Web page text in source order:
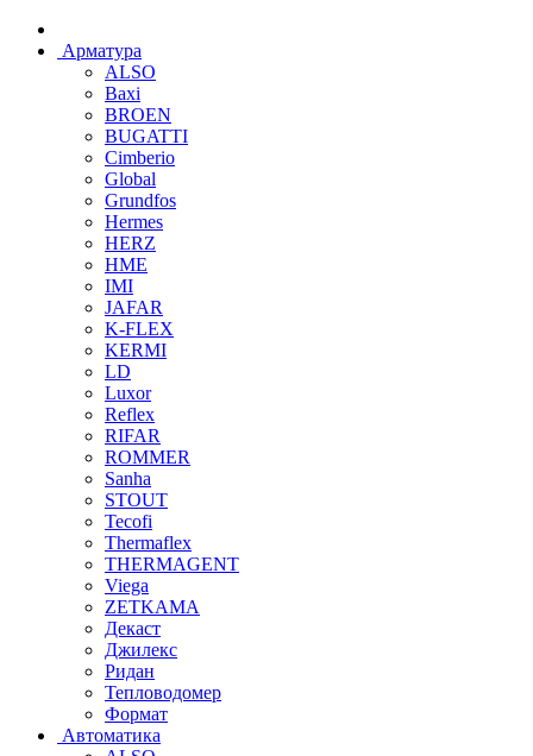
Арматура
ALSO
Baxi
BROEN
BUGATTI
Cimberio
Global
Grundfos
Hermes
HERZ
HME
IMI
JAFAR
K-FLEX
KERMI
LD
Luxor
Reflex
RIFAR
ROMMER
Sanha
STOUT
Tecofi
Thermaflex
THERMAGENT
Viega
ZETKAMA
Декаст
Джилекс
Ридан
Тепловодомер
Формат
Автоматика